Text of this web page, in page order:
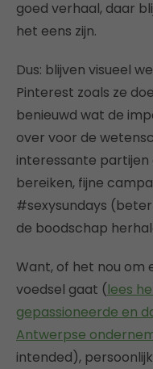
goed verhaal, daar
het eens zijn.
Dus: blijven visueel
Pinterest zoals ze
benieuwd wat de
over voor de
interessante
bereiken, fijne
#sexysundays
de boodschap
Want, of het nou om
voedsel gaat (lees
gepassioneerde en
Antwerpse
intended),